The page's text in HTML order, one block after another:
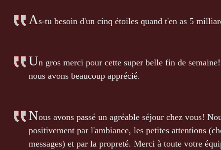
As-tu besoin d'un cinq étoiles quand t'en as 5
Un gros merci pour cette super belle fin de
nous avons beaucoup apprécié.
Nous avons passé un agréable séjour chez vous!
positivement par l'ambiance, les petites attentions
messages) et par la propreté. Merci à toute votre